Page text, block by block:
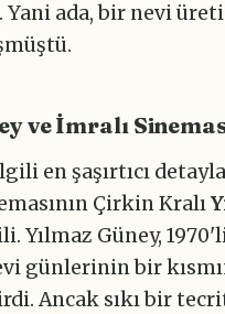
Yani ada, bir nevi
ve İmralı
en şaşırtıcı
Çirkin Kralı
Yılmaz Güney,
günlerinin bir
Ancak sıkı bir